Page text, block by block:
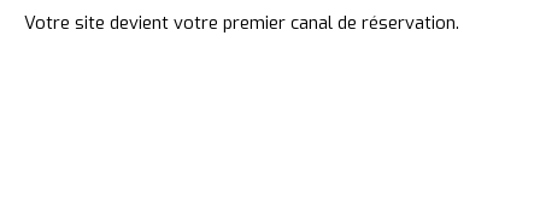
Votre site devient votre premier canal de réservation.